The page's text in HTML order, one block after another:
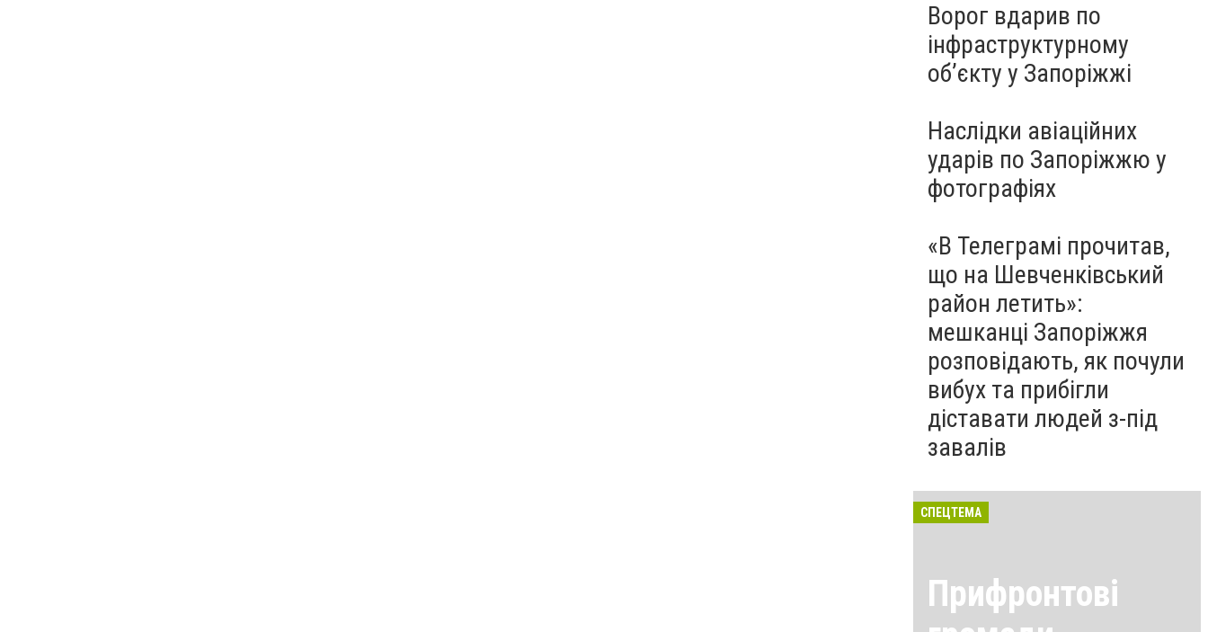
Ворог вдарив по
інфраструктурному
обʼєкту у Запоріжжі
Наслідки авіаційних
ударів по Запоріжжю у
фотографіях
«В Телеграмі прочитав,
що на Шевченківський
район летить»:
мешканці Запоріжжя
розповідають, як почули
вибух та прибігли
діставати людей з-під
завалів
СПЕЦТЕМА
Прифронтові